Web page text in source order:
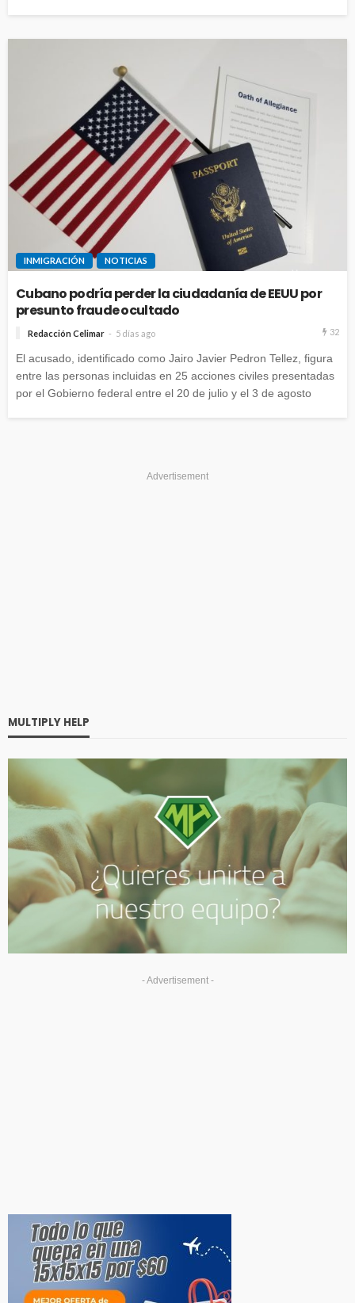
INMIGRACIÓN NOTICIAS
Cubano podría perder la ciudadanía de EEUU por
presunto fraude ocultado
Redacción Celimar 5 días ago 32
El acusado, identificado como Jairo Javier Pedron Tellez, figura
entre las personas incluidas en 25 acciones civiles presentadas
por el Gobierno federal entre el 20 de julio y el 3 de agosto
Advertisement
MULTIPLY HELP
- Advertisement -